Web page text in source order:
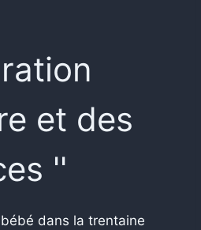
et des
''
dans la trentaine